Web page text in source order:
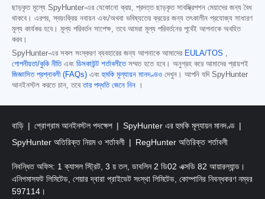
ছাড়কৃত মূল্যে SpyHunter-এর যেকোনো ক্রয়, প্রদত্ত ছাড়কৃত সাবস্ক্রিপশন মেয়াদের জন্য বৈধ
থাকবে। এরপর, স্বয়ংক্রিয় নবায়ন এবং/অথবা ভবিষ্যতের ক্রয়ের জন্য তৎকালীন প্রযোজ্য সাধারণ
মূল্য কার্যকর হবে। মূল্য পরিবর্তন সাপেক্ষ, তবে আমরা মূল্য পরিবর্তনের পূর্বেই আপনাকে অবহিত
করব।
SpyHunter-এর সকল সংস্করণ ব্যবহারের জন্য আপনাকে আমাদের EULA/TOS ,
গোপনীয়তা/কুকি নীতিএবং ডিসকাউন্ট শর্তাবলীতেসম্মত হতে হবে। অনুগ্রহ করে আমাদের প্রায়শই
জিজ্ঞাসিত প্রশ্নাবলী (FAQs) এবংহুমকি মূল্যায়ন মানদণ্ডও দেখুন। আপনি যদি SpyHunter
আনইনস্টল করতে চান, তবেতার পদ্ধতি জেনে নিন ।
বাড়ি প্রোগ্রাম আনইনস্টল পদক্ষেপ
SpyHunter এর হুমকি মূল্যায়ন মানদণ্ড
SpyHunter অতিরিক্ত নিয়ম ও শর্তাবলী
RegHunter অতিরিক্ত শর্তাবলী
নিবন্ধিত অফিস: 1 ক্যাসল স্ট্রিট, 3 য় তল, ডাবলিন 2 ডি02 এক্সডি 82 আয়ারল্যান্ড।
এনিগমাসফট লিমিটেড, শেয়ার দ্বারা প্রাইভেট সংস্থা লিমিটেড, কোম্পানির নিবন্ধকরণ নম্বর
597114।